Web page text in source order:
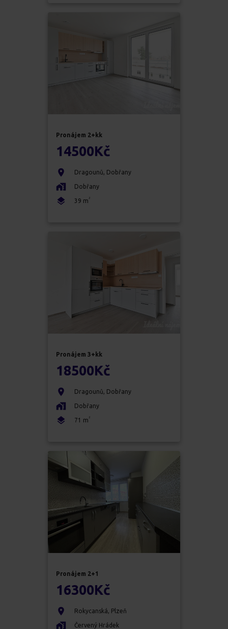
Pronájem 2+kk
14500Kč
Dragounů, Dobřany
Dobřany
39 m 2
Pronájem 3+kk
18500Kč
Dragounů, Dobřany
Dobřany
71 m 2
Pronájem 2+1
16300Kč
Rokycanská, Plzeň
Červený Hrádek